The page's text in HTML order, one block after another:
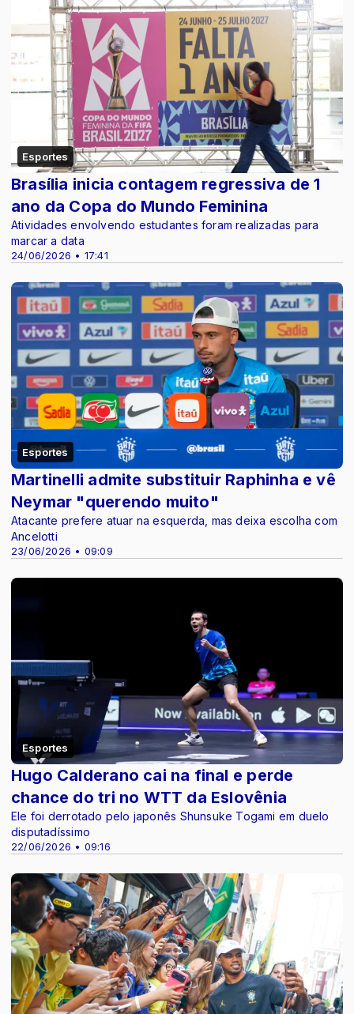
Esportes
24/06/2026 • 17:41
Brasília inicia contagem regressiva de 1
ano da Copa do Mundo Feminina
Atividades envolvendo estudantes foram realizadas para
marcar a data
Esportes
23/06/2026 • 09:09
Martinelli admite substituir Raphinha e vê
Neymar "querendo muito"
Atacante prefere atuar na esquerda, mas deixa escolha com
Ancelotti
Esportes
22/06/2026 • 09:16
Hugo Calderano cai na final e perde
chance do tri no WTT da Eslovênia
Ele foi derrotado pelo japonês Shunsuke Togami em duelo
disputadíssimo